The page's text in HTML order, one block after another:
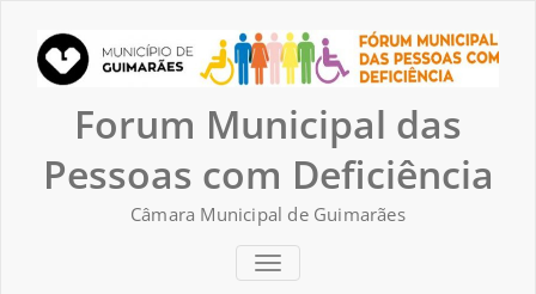
content
Forum Municipal das
Pessoas com Deficiência
Câmara Municipal de Guimarães
TOGGLE NAVIGATION